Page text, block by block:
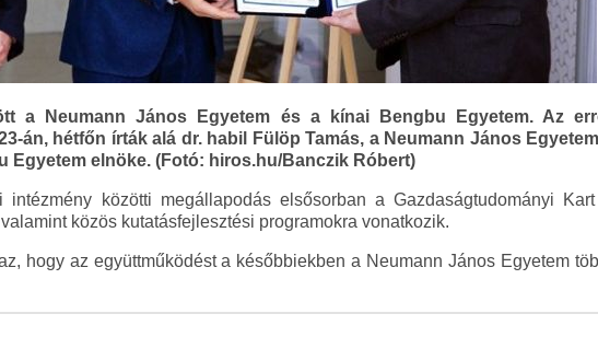
a Neumann János Egyetem és a kínai Bengbu Egyetem. Az
án, hétfőn írták alá dr. habil Fülöp Tamás, a Neumann János
Egyetem elnöke. (Fotó: hiros.hu/Banczik Róbert)
intézmény közötti megállapodás elsősorban a Gazdaságtudományi
közös kutatásfejlesztési programokra vonatkozik.
hogy az együttműködést a későbbiekben a Neumann János Egyetem